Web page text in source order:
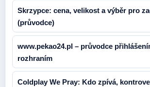
Skrzypce: cena, velikost a výběr pro
(průvodce)
www.pekao24.pl – průvodce
rozhraním
Coldplay We Pray: Kdo zpívá,